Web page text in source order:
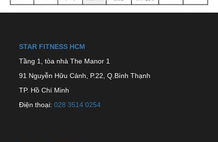
STAR FITNESS HCM
Tầng 1, tòa nhà The Manor 1
91 Nguyễn Hữu Cảnh, P.22, Q.Bình Thạnh
TP. Hồ Chí Minh
Điện thoại: 028 3514 0254